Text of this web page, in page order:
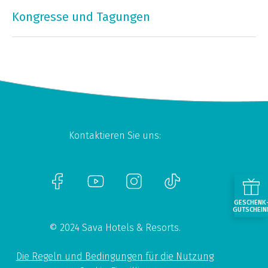
Kongresse und Tagungen
Kontaktieren Sie uns:
© 2024 Sava Hotels & Resorts.
Die Regeln und Bedingungen für die Nutzung